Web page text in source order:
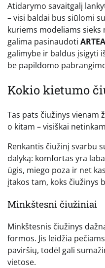
Atidarymo savaitgalį
– visi baldai bus siūlomi
kuriems modeliams sieks
galima pasinaudoti
galimybe ir baldus įsigyti
be papildomo
Kokio kietumo
Tas pats čiužinys vienam
o kitam – visiškai
Renkantis čiužinį svarbu
dalyką: komfortas yra
ūgis, miego poza ir net
įtakos tam, koks čiužinys
Minkštesni čiužiniai
Minkštesnis čiužinys
formos. Jis leidžia
paviršių, todėl gali
vietose.